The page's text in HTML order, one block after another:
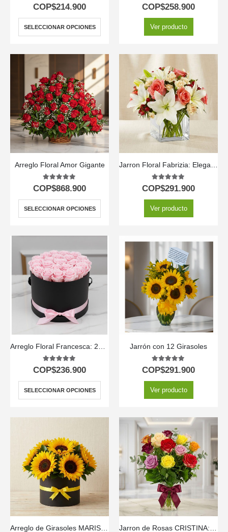
5.00out of 5
COP$214.900
SELECCIONAR OPCIONES
5.00out of 5
COP$258.900
Ver producto
Arreglo Floral Amor Gigante
5.00out of 5
COP$868.900
SELECCIONAR OPCIONES
Jarron Floral Fabrizia: Elegancia en Rosas Rosadas y Lirios 🤍
5.00out of 5
COP$291.900
Ver producto
5.00out of 5
COP$236.900
SELECCIONAR OPCIONES
Jarrón con 12 Girasoles
5.00out of 5
COP$291.900
Ver producto